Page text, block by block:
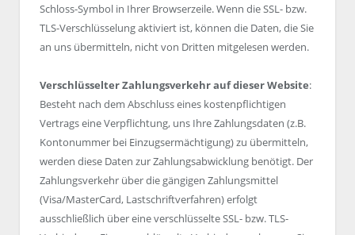
Schloss-Symbol in Ihrer Browserzeile. Wenn die SSL- bzw.
TLS-Verschlüsselung aktiviert ist, können die Daten, die Sie
an uns übermitteln, nicht von Dritten mitgelesen werden.
Verschlüsselter Zahlungsverkehr auf dieser Website:
Besteht nach dem Abschluss eines kostenpflichtigen
Vertrags eine Verpflichtung, uns Ihre Zahlungsdaten (z.B.
Kontonummer bei Einzugsermächtigung) zu übermitteln,
werden diese Daten zur Zahlungsabwicklung benötigt. Der
Zahlungsverkehr über die gängigen Zahlungsmittel
(Visa/MasterCard, Lastschriftverfahren) erfolgt
ausschließlich über eine verschlüsselte SSL- bzw. TLS-